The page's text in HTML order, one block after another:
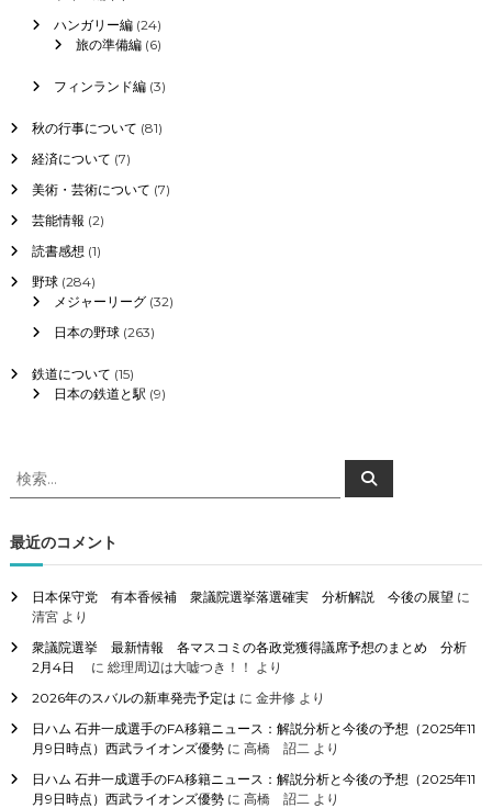
ハンガリー編(24)
旅の準備編(6)
フィンランド編(3)
秋の行事について (81)
経済について (7)
美術・芸術について (7)
芸能情報 (2)
読書感想 (1)
野球(284)
メジャーリーグ(32)
日本の野球(263)
鉄道について (15)
日本の鉄道と駅 (9)
検
索
象
:
検
索
最近のコメント
日本保守党 有本香候補 衆議院選挙落選確実 分析解説 今後の展望 に
清宮より
衆議院選挙 最新情報 各マスコミの各政党獲得議席予想のまとめ 分析
2月4日
に 総理周辺は大嘘つき！！ より
2026年のスバルの新車発売予定は に 金井修より
日ハム 石井一成選手のFA移籍ニュース：解説分析と今後の予想（2025年11
月9日時点）西武ライオンズ優勢に 高橋 詔二より
日ハム 石井一成選手のFA移籍ニュース：解説分析と今後の予想（2025年11
月9日時点）西武ライオンズ優勢に 高橋 詔二より